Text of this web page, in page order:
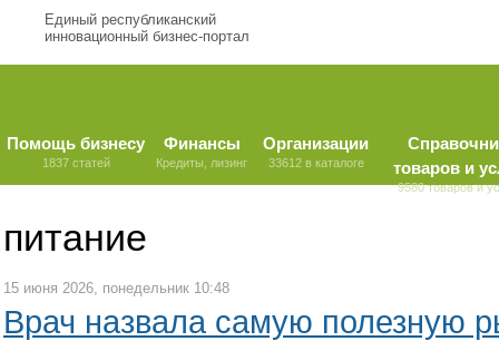
Единый республиканский
инновационный бизнес-портал
Помощь бизнесу
1837 статей
Финансы
Кредиты, лизинг
Организации
33612 в каталоге
товаров и
9580 товаров и
питание
15 июня 2026, понедельник 10:48
Врач назвала самую полезную